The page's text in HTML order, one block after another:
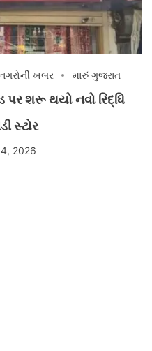
ખબર મારું ગુજરાત
પર શરૂ થયો નવો રિદ્ધિ
સ્ટોર
2026